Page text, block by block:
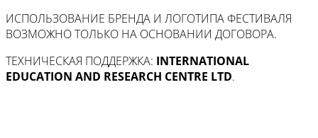
ИСПОЛЬЗОВАНИЕ БРЕНДА И ЛОГОТИПА ФЕСТИВАЛЯ
ВОЗМОЖНО ТОЛЬКО НА ОСНОВАНИИ ДОГОВОРА.
ТЕХНИЧЕСКАЯ ПОДДЕРЖКА: INTERNATIONAL
EDUCATION AND RESEARCH CENTRE LTD.